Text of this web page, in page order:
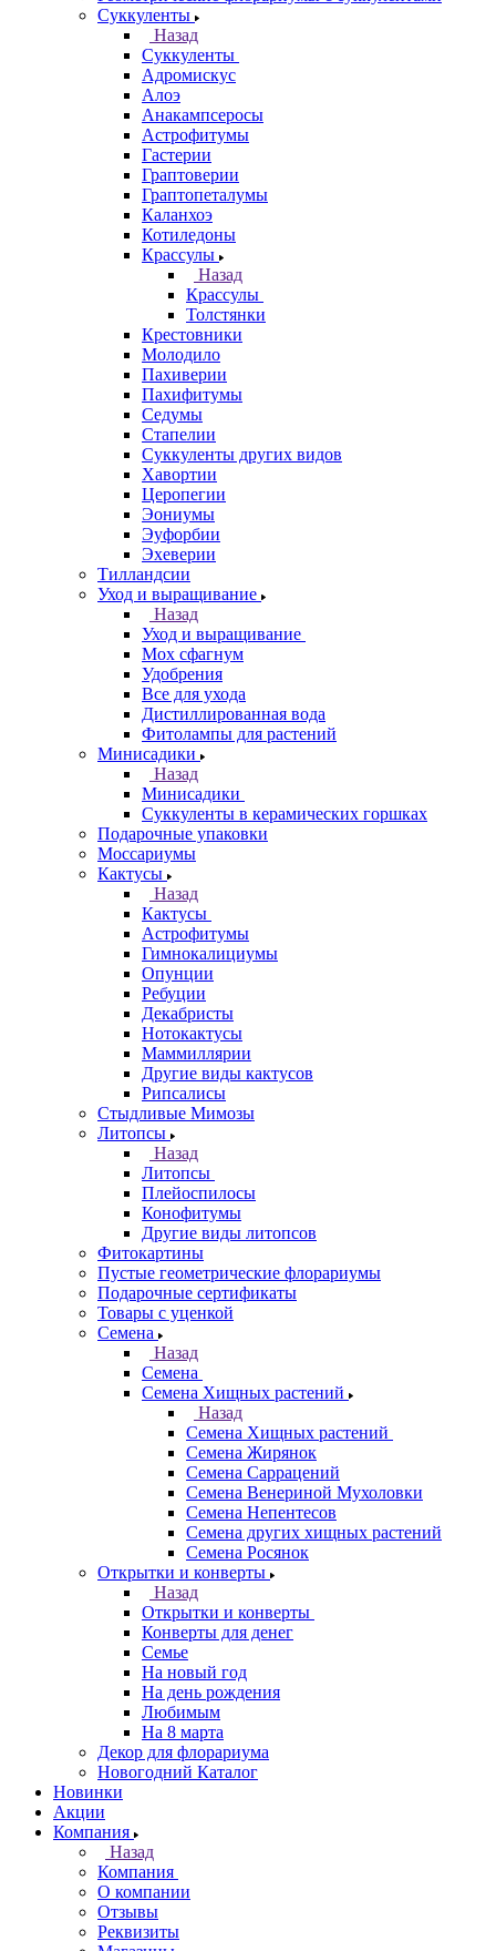
Суккуленты
Назад
Суккуленты
Адромискус
Алоэ
Анакампсеросы
Астрофитумы
Гастерии
Граптоверии
Граптопеталумы
Каланхоэ
Котиледоны
Крассулы
Назад
Крассулы
Толстянки
Крестовники
Молодило
Пахиверии
Пахифитумы
Седумы
Стапелии
Суккуленты других видов
Хавортии
Церопегии
Эониумы
Эуфорбии
Эхеверии
Тилландсии
Уход и выращивание
Назад
Уход и выращивание
Мох сфагнум
Удобрения
Все для ухода
Дистиллированная вода
Фитолампы для растений
Минисадики
Назад
Минисадики
Суккуленты в керамических горшках
Подарочные упаковки
Моссариумы
Кактусы
Назад
Кактусы
Астрофитумы
Гимнокалициумы
Опунции
Ребуции
Декабристы
Нотокактусы
Маммиллярии
Другие виды кактусов
Рипсалисы
Стыдливые Мимозы
Литопсы
Назад
Литопсы
Плейоспилосы
Конофитумы
Другие виды литопсов
Фитокартины
Пустые геометрические флорариумы
Подарочные сертификаты
Товары с уценкой
Семена
Назад
Семена
Семена Хищных растений
Назад
Семена Хищных растений
Семена Жирянок
Семена Саррацений
Семена Венериной Мухоловки
Семена Непентесов
Семена других хищных растений
Семена Росянок
Открытки и конверты
Назад
Открытки и конверты
Конверты для денег
Семье
На новый год
На день рождения
Любимым
На 8 марта
Декор для флорариума
Новогодний Каталог
Новинки
Акции
Компания
Назад
Компания
О компании
Отзывы
Реквизиты